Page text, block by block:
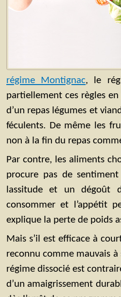
régime Montignac, le
partiellement ces règles
d’un repas légumes et
féculents. De même les
non à la fin du repas
Par contre, les aliments
procure pas de
lassitude et un dégoût
consommer et l’appétit
explique la perte de poids
Mais s’il est efficace à
reconnu comme mauvais à
régime dissocié est
d’un amaigrissement